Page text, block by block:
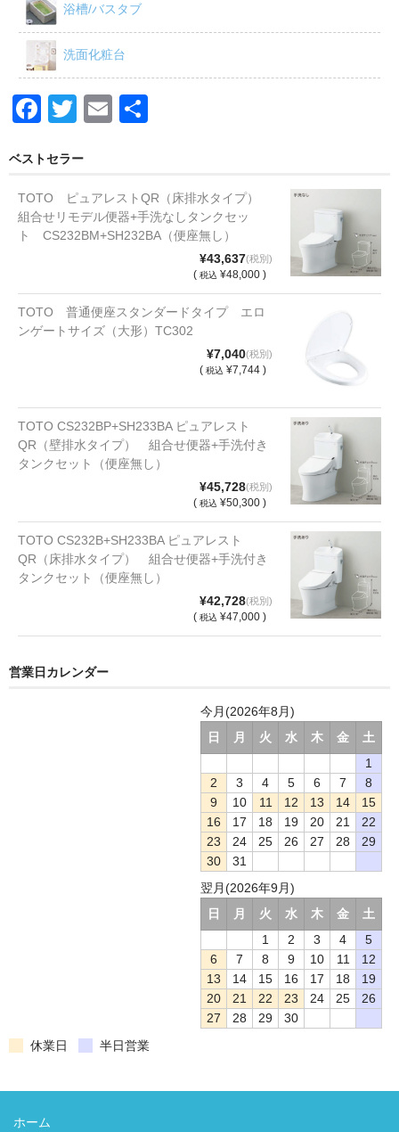
浴槽/バスタブ
洗面化粧台
F
c
e
b
o
k
T
tt
er
E
ベストセラー
TOTO ピュアレストQR（床排水タイプ）
組合せリモデル便器+手洗なしタンクセッ
ト CS232BM+SH232BA（便座無し）
¥43,637(税別)
( 税込 ¥48,000 )
TOTO 普通便座スタンダードタイプ エロ
ンゲートサイズ（大形）TC302
¥7,040(税別)
( 税込 ¥7,744 )
TOTO CS232BP+SH233BA ピュアレスト
QR（壁排水タイプ） 組合せ便器+手洗付き
タンクセット（便座無し）
¥45,728(税別)
( 税込 ¥50,300 )
TOTO CS232B+SH233BA ピュアレスト
QR（床排水タイプ） 組合せ便器+手洗付き
タンクセット（便座無し）
¥42,728(税別)
( 税込 ¥47,000 )
営業日カレンダー
今月(2026年8月)
日
月 火 水 木 金
土
1
2
3 4 5 6 7
8
9
10 11 12 13 14
15
16
17 18 19 20 21
22
23
24 25 26 27 28
29
30
31
翌月(2026年9月)
日
月 火 水 木 金
土
1
2 3 4
5
6
7 8 9 10 11
12
13
14 15 16 17 18
19
20
21 22 23 24 25
26
27
28 29
30
休業日
半日営業
ホーム